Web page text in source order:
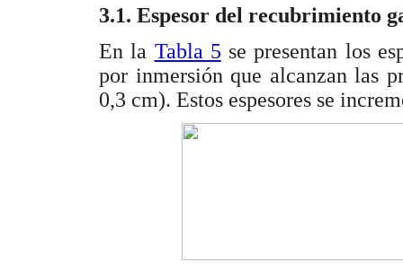
3.1. Espesor del recubrimiento
En la Tabla 5 se presentan los
por inmersión que alcanzan las
0,3 cm). Estos espesores se